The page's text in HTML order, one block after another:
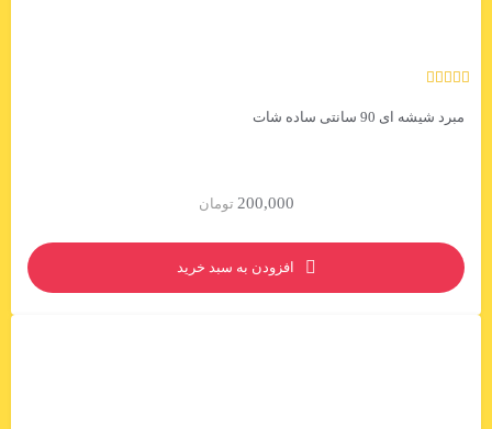
مبرد شیشه ای 90 سانتی ساده شات
تومان 200,000
افزودن به سبد خرید